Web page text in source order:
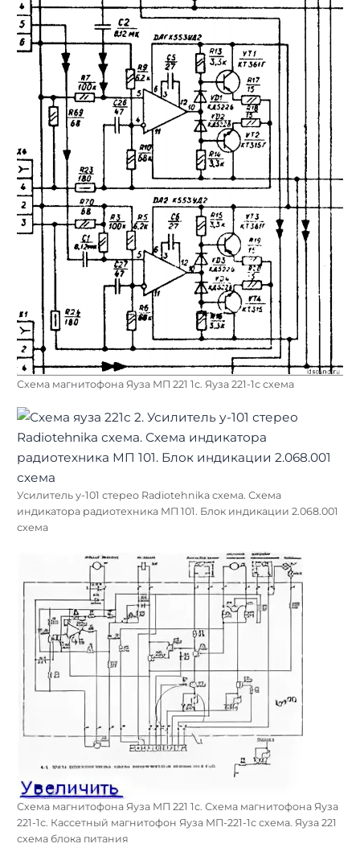
Схема магнитофона Яуза МП 221 1с. Яуза 221-1с схема
Усилитель у-101 стерео Radiotehnika схема. Схема
индикатора радиотехника МП 101. Блок индикации 2.068.001
схема
Схема магнитофона Яуза МП 221 1с. Схема магнитофона Яуза
221-1с. Кассетный магнитофон Яуза МП-221-1с схема. Яуза 221
схема блока питания